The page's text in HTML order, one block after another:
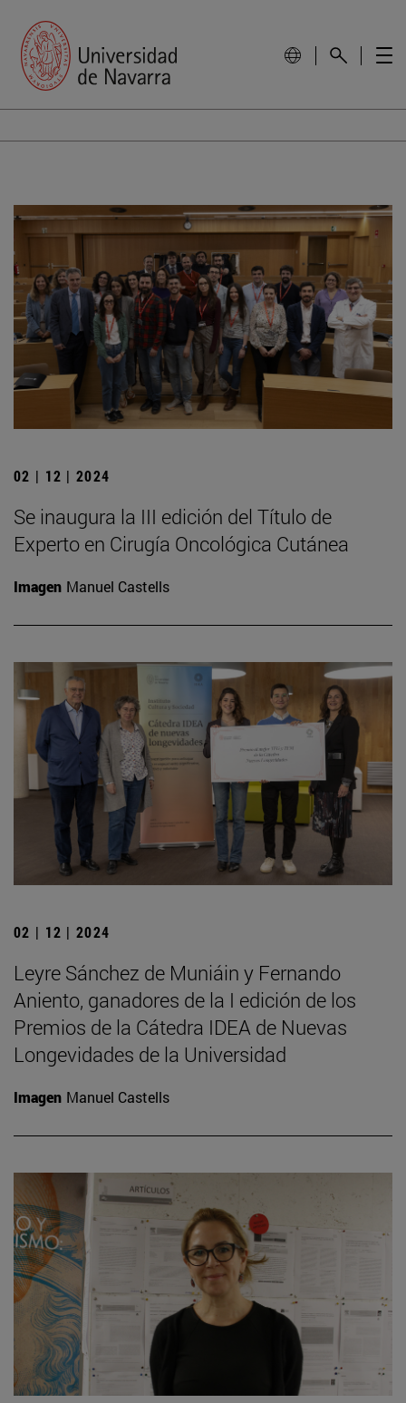
02 | 12 | 2024
Se inaugura la III edición del Título de
Experto en Cirugía Oncológica Cutánea
Imagen Manuel Castells
02 | 12 | 2024
Leyre Sánchez de Muniáin y Fernando
Aniento, ganadores de la I edición de los
Premios de la Cátedra IDEA de Nuevas
Longevidades de la Universidad
Imagen Manuel Castells